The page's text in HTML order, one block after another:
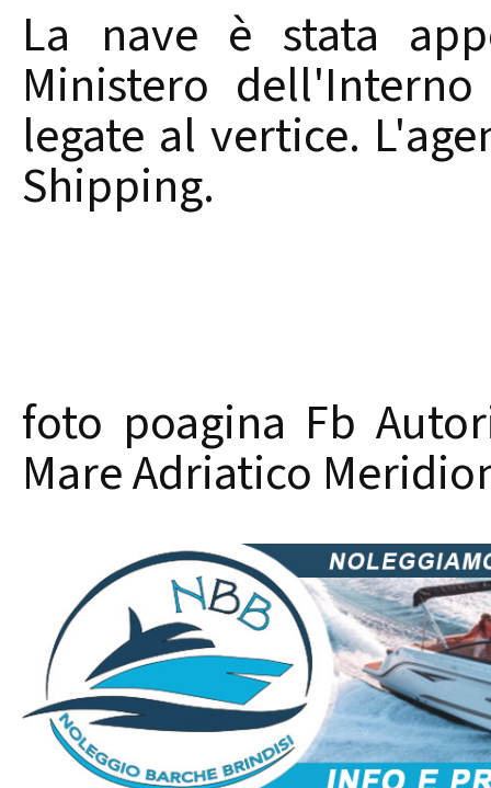
La nave è stata
Ministero
legate al vertice.
Shipping.
foto poagina Fb
Mare Adriatico